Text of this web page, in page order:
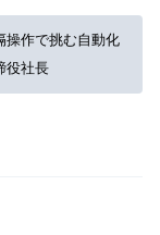
操作で挑む自動化
役社長